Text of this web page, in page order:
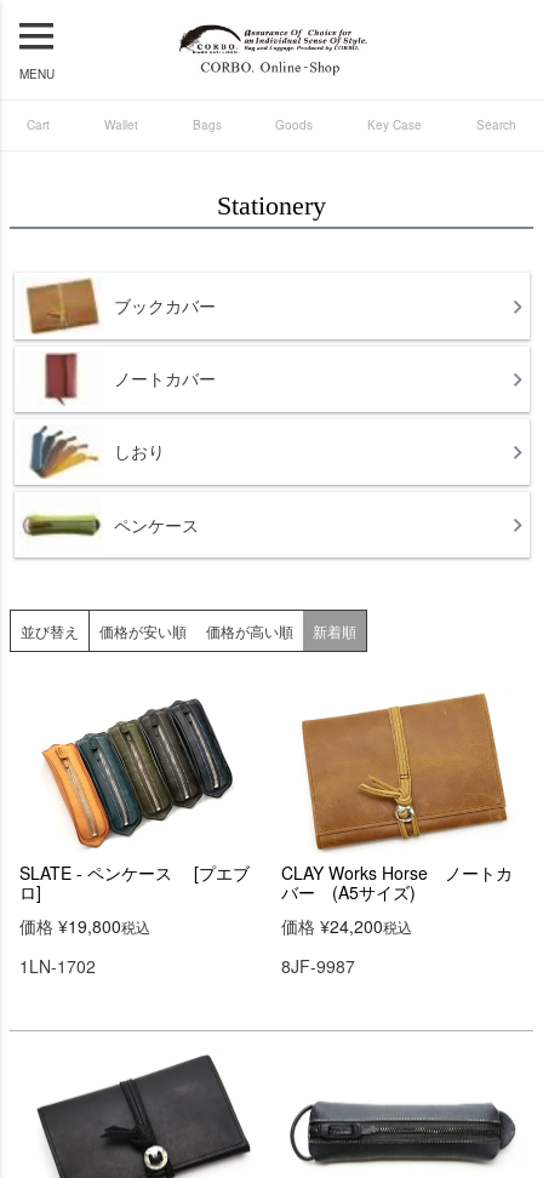
MENU
Cart Wallet Bags Goods Key Case Search
Stationery
ブックカバー
ノートカバー
しおり
ペンケース
並び替え 価格が安い順 価格が高い順 新着順
SLATE - ペンケース [プエブ
ロ]
価格 ¥19,800税込
1LN-1702
CLAY Works Horse ノートカ
バー (A5サイズ)
価格 ¥24,200税込
8JF-9987